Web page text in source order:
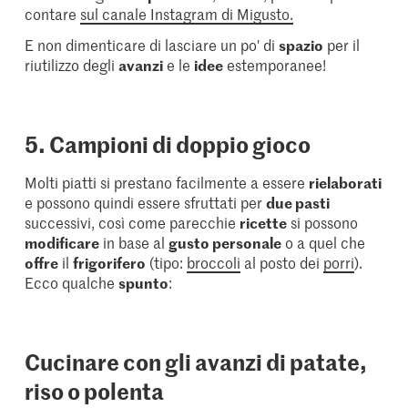
contare sul canale Instagram di Migusto.
E non dimenticare di lasciare un po' dispazio per il
riutilizzo degliavanzie le ideeestemporanee!
5. Campioni di doppio gioco
Molti piatti si prestano facilmente a essere rielaborati
e possono quindi essere sfruttati perdue pasti
successivi, così come parecchie ricette si possono
modificare in base algusto personaleo a quel che
offre ilfrigorifero (tipo: broccoli al posto dei porri).
Ecco qualchespunto:
Cucinare con gli avanzi di patate,
riso o polenta